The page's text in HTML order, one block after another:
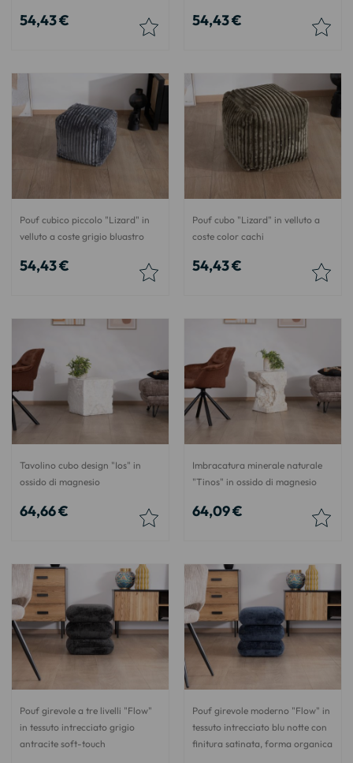
54,43 € 54,43 €
Pouf cubico piccolo "Lizard" in
velluto a coste grigio bluastro
54,43 €
Pouf cubo "Lizard" in velluto a
coste color cachi
54,43 €
Tavolino cubo design "Ios" in
ossido di magnesio
64,66 €
Imbracatura minerale naturale
"Tinos" in ossido di magnesio
64,09 €
Pouf girevole a tre livelli "Flow"
in tessuto intrecciato grigio
antracite soft-touch
Pouf girevole moderno "Flow" in
tessuto intrecciato blu notte con
finitura satinata, forma organica